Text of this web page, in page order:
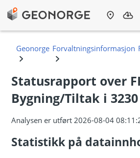
Statusrapport over
Bygning/Tiltak i
Analysen er utført 2026-08-04
Statistikk på